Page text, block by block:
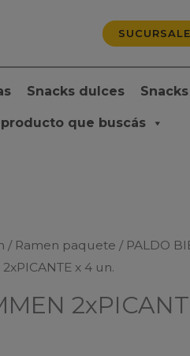
Snacks dulces
que buscás
/ Ramen paquete / PALDO
2xPICANTE x 4 un.